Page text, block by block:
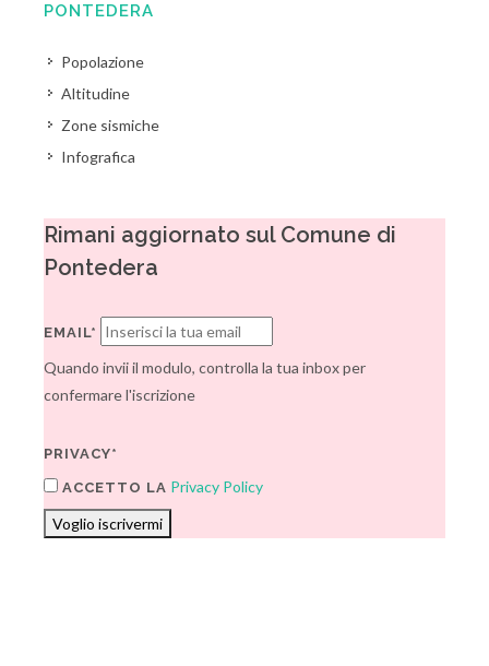
PONTEDERA
Popolazione
Altitudine
Zone sismiche
Infografica
Rimani aggiornato sul Comune di
Pontedera
EMAIL*
Quando invii il modulo, controlla la tua inbox per
confermare l'iscrizione
PRIVACY*
ACCETTO LA Privacy Policy
Voglio iscrivermi